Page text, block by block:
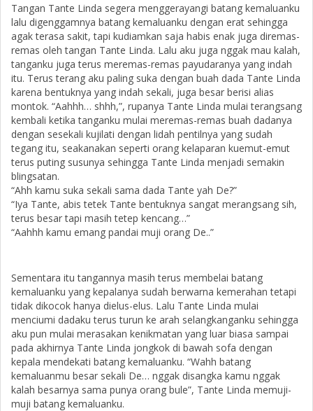
Tangan Tante Linda segera menggerayangi batang kemaluanku
lalu digenggamnya batang kemaluanku dengan erat sehingga
agak terasa sakit, tapi kudiamkan saja habis enak juga diremas-
remas oleh tangan Tante Linda. Lalu aku juga nggak mau kalah,
tanganku juga terus meremas-remas payudaranya yang indah
itu. Terus terang aku paling suka dengan buah dada Tante Linda
karena bentuknya yang indah sekali, juga besar berisi alias
montok. “Aahhh… shhh,”, rupanya Tante Linda mulai terangsang
kembali ketika tanganku mulai meremas-remas buah dadanya
dengan sesekali kujilati dengan lidah pentilnya yang sudah
tegang itu, seakanakan seperti orang kelaparan kuemut-emut
terus puting susunya sehingga Tante Linda menjadi semakin
blingsatan.
“Ahh kamu suka sekali sama dada Tante yah De?”
“Iya Tante, abis tetek Tante bentuknya sangat merangsang sih,
terus besar tapi masih tetep kencang…”
“Aahhh kamu emang pandai muji orang De..”
Sementara itu tangannya masih terus membelai batang
kemaluanku yang kepalanya sudah berwarna kemerahan tetapi
tidak dikocok hanya dielus-elus. Lalu Tante Linda mulai
menciumi dadaku terus turun ke arah selangkanganku sehingga
aku pun mulai merasakan kenikmatan yang luar biasa sampai
pada akhirnya Tante Linda jongkok di bawah sofa dengan
kepala mendekati batang kemaluanku. “Wahh batang
kemaluanmu besar sekali De… nggak disangka kamu nggak
kalah besarnya sama punya orang bule”, Tante Linda memuji-
muji batang kemaluanku.